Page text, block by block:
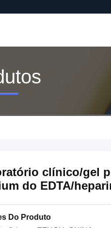
clínico/gel
do EDTA/
Do Produto